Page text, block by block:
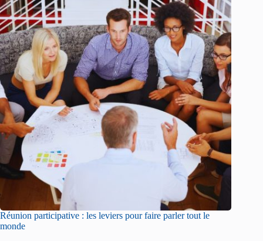
Réunion participative : les leviers pour faire parler tout le
monde